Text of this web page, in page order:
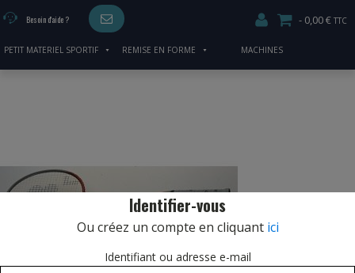
Besoin d'aide ? 0,00 €
PETIT MATERIEL SPORTIF REMISE EN FORME MACHINES
Identifier-vous
Ou créez un compte en cliquant ici
Identifiant ou adresse e-mail